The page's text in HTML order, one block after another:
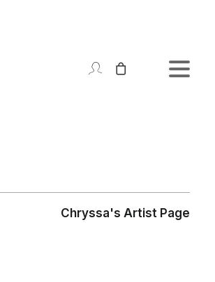
Chryssa's Artist Page